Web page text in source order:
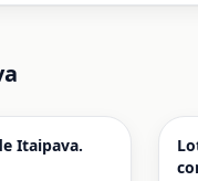
Itaipava.